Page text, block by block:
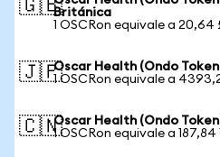
🇬🇧Británica
1 OSCRon equivale a 20,64
🇯🇵Oscar Health (Ondo
1 OSCRon equivale a
🇨🇳Oscar Health (Ondo
1 OSCRon equivale a 187,84